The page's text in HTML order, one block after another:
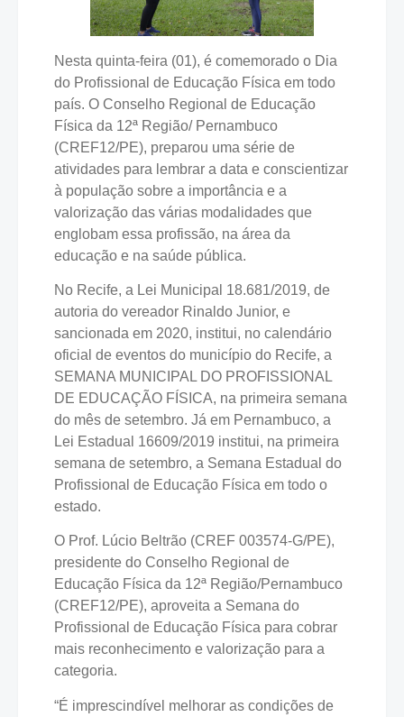
Nesta quinta-feira (01), é comemorado o Dia
do Profissional de Educação Física em todo
país. O Conselho Regional de Educação
Física da 12ª Região/ Pernambuco
(CREF12/PE), preparou uma série de
atividades para lembrar a data e conscientizar
à população sobre a importância e a
valorização das várias modalidades que
englobam essa profissão, na área da
educação e na saúde pública.
No Recife, a Lei Municipal 18.681/2019, de
autoria do vereador Rinaldo Junior, e
sancionada em 2020, institui, no calendário
oficial de eventos do município do Recife, a
SEMANA MUNICIPAL DO PROFISSIONAL
DE EDUCAÇÃO FÍSICA, na primeira semana
do mês de setembro. Já em Pernambuco, a
Lei Estadual 16609/2019 institui, na primeira
semana de setembro, a Semana Estadual do
Profissional de Educação Física em todo o
estado.
O Prof. Lúcio Beltrão (CREF 003574-G/PE),
presidente do Conselho Regional de
Educação Física da 12ª Região/Pernambuco
(CREF12/PE), aproveita a Semana do
Profissional de Educação Física para cobrar
mais reconhecimento e valorização para a
categoria.
“É imprescindível melhorar as condições de